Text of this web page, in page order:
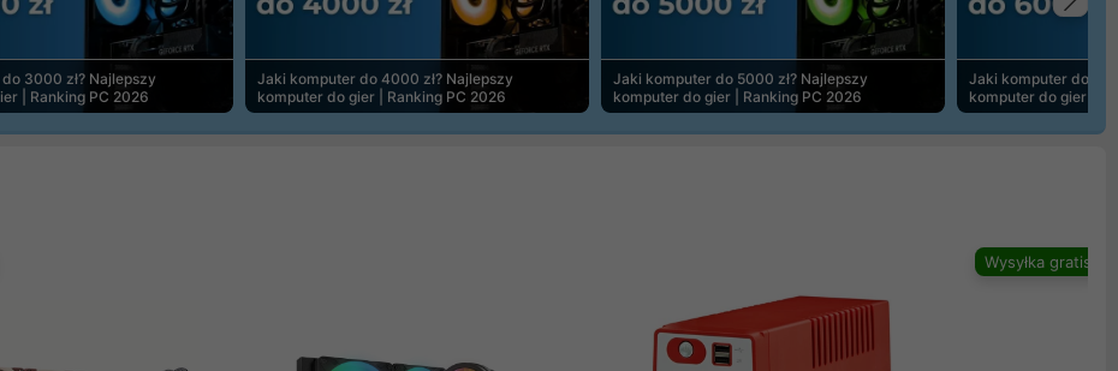
3000 zł? Najlepszy
| Ranking PC 2026
Jaki komputer do 4000 zł? Najlepszy
komputer do gier | Ranking PC 2026
Jaki komputer do 5000 zł? Najlepszy
komputer do gier | Ranking PC 2026
Jaki komputer do
komputer do gier |
Wysyłka gratis